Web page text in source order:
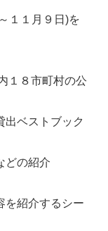
１月９日)を
８市町村の公
ベストブック
の紹介
を紹介するシー